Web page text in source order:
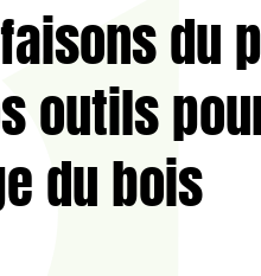
du
outils
du bois